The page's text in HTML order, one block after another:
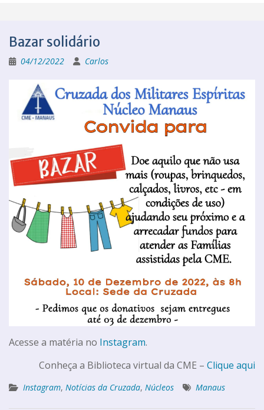
Bazar solidário
04/12/2022 Carlos
Acesse a matéria no Instagram.
Conheça a Biblioteca virtual da CME – Clique aqui
Instagram, Notícias da Cruzada, Núcleos Manaus